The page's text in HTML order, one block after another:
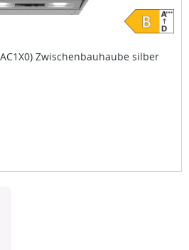
Zwischenbauhaube silber